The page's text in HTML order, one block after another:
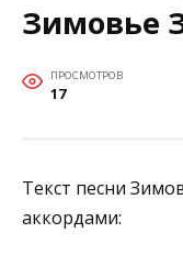
Зимовье
ПРОСМОТРОВ
17
Текст песни
аккордами: